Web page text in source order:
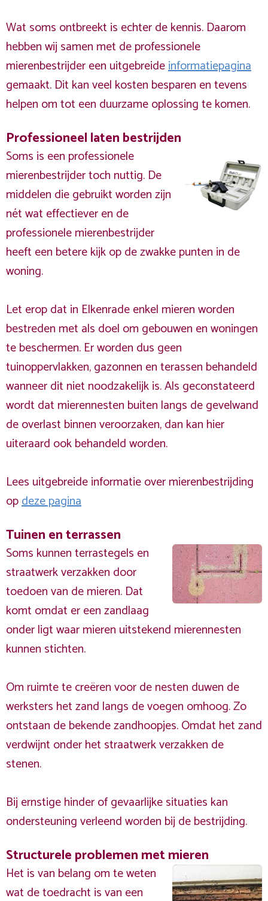
Wat soms ontbreekt is echter de kennis. Daarom
hebben wij samen met de professionele
mierenbestrijder een uitgebreideinformatiepagina
gemaakt. Dit kan veel kosten besparen en tevens
helpen om tot een duurzame oplossing te komen.
Professioneel laten bestrijden
Soms is een professionele
mierenbestrijder toch nuttig. De
middelen die gebruikt worden zijn
nét wat effectiever en de
professionele mierenbestrijder
heeft een betere kijk op de zwakke punten in de
woning.
Let erop dat in Elkenrade enkel mieren worden
bestreden met als doel om gebouwen en woningen
te beschermen. Er worden dus geen
tuinoppervlakken, gazonnen en terassen behandeld
wanneer dit niet noodzakelijk is. Als geconstateerd
wordt dat mierennesten buiten langs de gevelwand
de overlast binnen veroorzaken, dan kan hier
uiteraard ook behandeld worden.
Lees uitgebreide informatie over mierenbestrijding
opdeze pagina
Tuinen en terrassen
Soms kunnen terrastegels en
straatwerk verzakken door
toedoen van de mieren. Dat
komt omdat er een zandlaag
onder ligt waar mieren uitstekend mierennesten
kunnen stichten.
Om ruimte te creëren voor de nesten duwen de
werksters het zand langs de voegen omhoog. Zo
ontstaan de bekende zandhoopjes. Omdat het zand
verdwijnt onder het straatwerk verzakken de
stenen.
Bij ernstige hinder of gevaarlijke situaties kan
ondersteuning verleend worden bij de bestrijding.
Structurele problemen met mieren
Het is van belang om te weten
wat de toedracht is van een